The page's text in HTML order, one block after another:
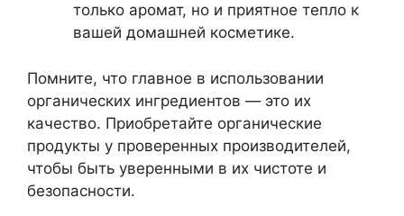
только аромат, но и приятное тепло к
вашей домашней косметике.
Помните, что главное в использовании
органических ингредиентов — это их
качество. Приобретайте органические
продукты у проверенных производителей,
чтобы быть уверенными в их чистоте и
безопасности.